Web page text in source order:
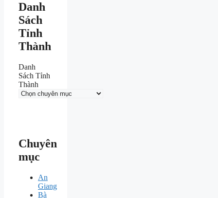
Danh
Sách
Tỉnh
Thành
Danh
Sách Tỉnh
Thành
Chuyên
mục
An
Giang
Bà